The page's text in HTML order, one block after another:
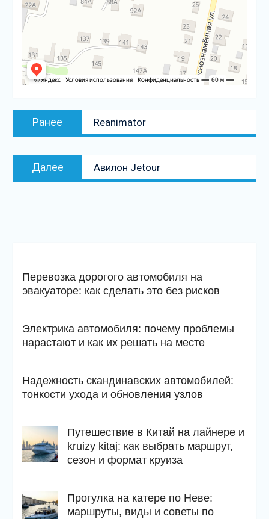
Навигация
Ранее
Предыдущая
запись:
Reanimator
Далее
Следующая
запись
Авилон Jetour
Перевозка дорогого автомобиля на
эвакуаторе: как сделать это без рисков
Электрика автомобиля: почему проблемы
нарастают и как их решать на месте
Надежность скандинавских автомобилей:
тонкости ухода и обновления узлов
Путешествие в Китай на лайнере и
kruizy kitaj: как выбрать маршрут,
сезон и формат круиза
Прогулка на катере по Неве:
маршруты, виды и советы по